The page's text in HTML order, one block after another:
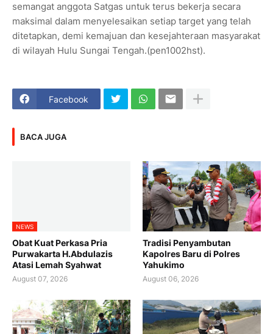
semangat anggota Satgas untuk terus bekerja secara
maksimal dalam menyelesaikan setiap target yang telah
ditetapkan, demi kemajuan dan kesejahteraan masyarakat
di wilayah Hulu Sungai Tengah.(pen1002hst).
Facebook
BACA JUGA
NEWS
Obat Kuat Perkasa Pria
Purwakarta H.Abdulazis
Atasi Lemah Syahwat
August 07, 2026
Tradisi Penyambutan
Kapolres Baru di Polres
Yahukimo
August 06, 2026